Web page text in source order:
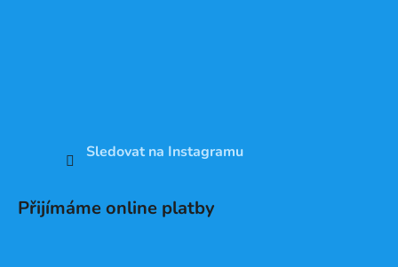
Sledovat na Instagramu
Přijímáme online platby